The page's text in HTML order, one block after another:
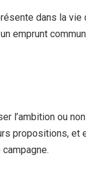
dans la
emprunt
l’ambition ou
propositions,